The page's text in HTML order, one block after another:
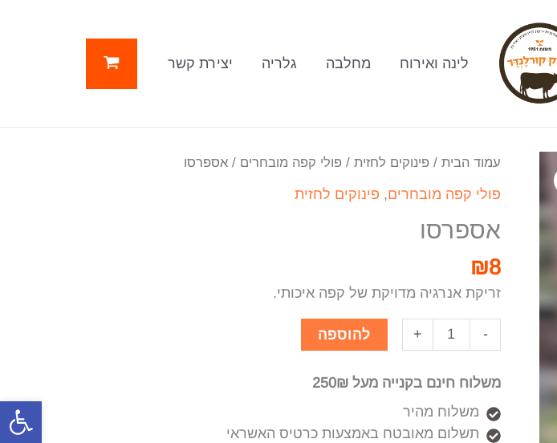
פתח
לינה ואירוח מחלבה גלריה יצירת קשר
עמוד הבית / פינוקים לחזית / פולי קפה מובחרים / אספרסו
פולי קפה מובחרים, פינוקים לחזית
אספרסו
₪8
זריקת אנרגיה מדויקת של קפה איכותי.
-
+ להוספה
משלוח חינם בקנייה מעל 250₪
משלוח מהיר
תשלום מאובטח באמצעות כרטיס האשראי